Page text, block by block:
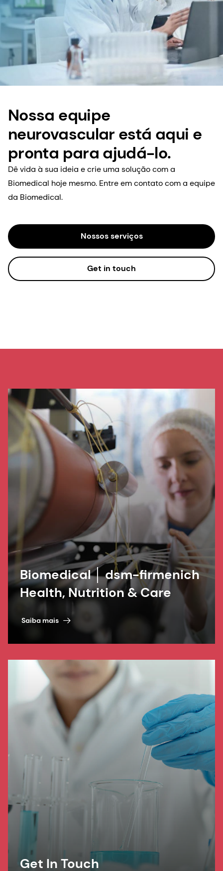
Nossa equipe
neurovascular está aqui e
pronta para ajudá-lo.
Dê vida à sua ideia e crie uma solução com a
Biomedical hoje mesmo. Entre em contato com a equipe
da Biomedical.
Nossos serviços
Get in touch
Biomedical │ dsm-firmenich
Health, Nutrition & Care
Saiba mais
Get In Touch